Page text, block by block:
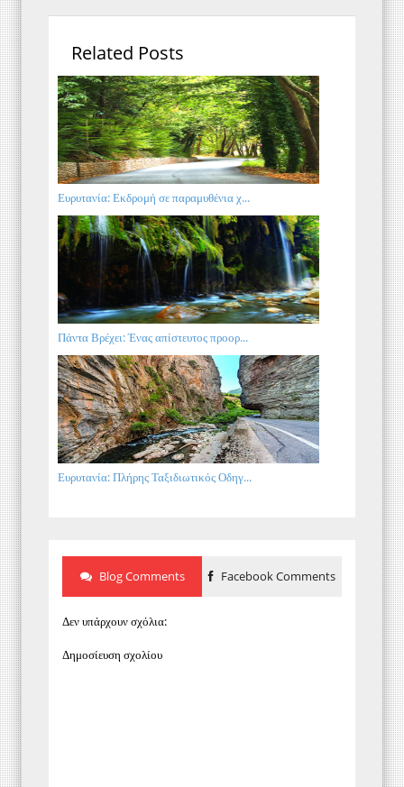
Related Posts
Ευρυτανία: Εκδρομή σε παραμυθένια χ...
Πάντα Βρέχει: Ένας απίστευτος προορ...
Ευρυτανία: Πλήρης Ταξιδιωτικός Οδηγ...
Blog Comments Facebook Comments
Δεν υπάρχουν σχόλια:
Δημοσίευση σχολίου